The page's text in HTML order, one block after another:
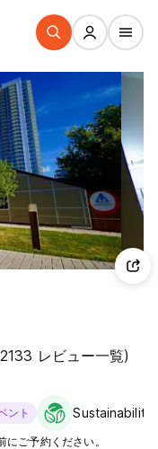
レビュー一覧)
ント Sustainability
ご予約ください。